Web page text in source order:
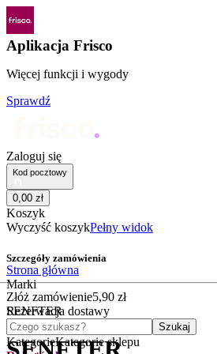
Aplikacja Frisco
Więcej funkcji i wygody
Sprawdź
Zaloguj się
Kod pocztowy
0,00 zł
Koszyk
Wyczyść koszykPełny widok
Szczegóły zamówienia
Złóż zamówienie5,90 zł
Rezerwacja dostawy
Czego szukasz?
Szukaj
KategorieKategorie sklepu
Strona główna
Marki
SENFTER